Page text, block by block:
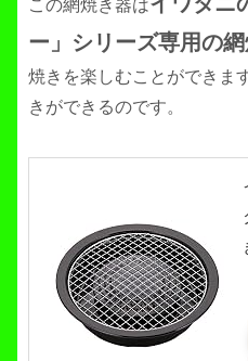
この網焼き器は
ー」シリーズ専用の
焼きを楽しむことができま
きができるのです。